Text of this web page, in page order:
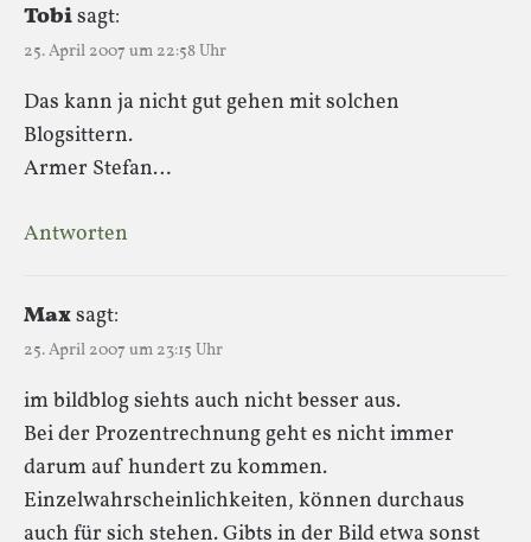
Tobisagt:
25. April 2007 um 22:58 Uhr
Das kann ja nicht gut gehen mit solchen
Blogsittern.
Armer Stefan…
Antworten
Maxsagt:
25. April 2007 um 23:15 Uhr
im bildblog siehts auch nicht besser aus.
Bei der Prozentrechnung geht es nicht immer
darum auf hundert zu kommen.
Einzelwahrscheinlichkeiten, können durchaus
auch für sich stehen. Gibts in der Bild etwa sonst